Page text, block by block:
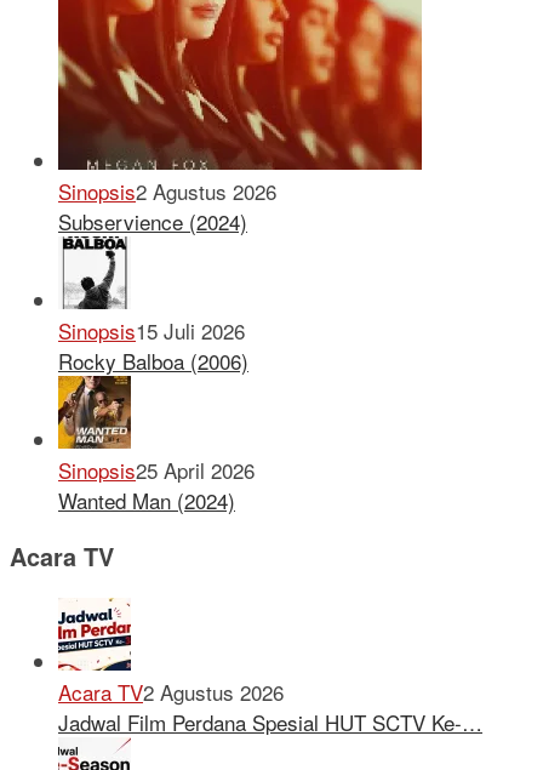
Sinopsis2 Agustus 2026
Subservience (2024)
Sinopsis15 Juli 2026
Rocky Balboa (2006)
Sinopsis25 April 2026
Wanted Man (2024)
Acara TV
Acara TV2 Agustus 2026
Jadwal Film Perdana Spesial HUT SCTV Ke-…